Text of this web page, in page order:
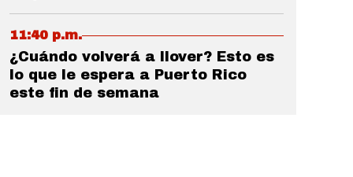
11:40 p.m.
¿Cuándo volverá a llover? Esto es
lo que le espera a Puerto Rico
este fin de semana